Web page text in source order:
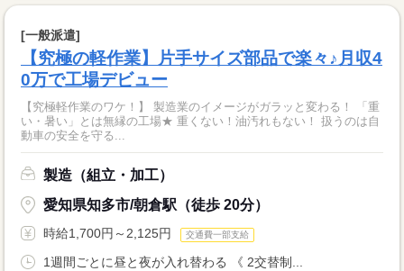
[一般派遣]
【究極の軽作業】片手サイズ部品で楽々♪月収4
0万で工場デビュー
【究極軽作業のワケ！】 製造業のイメージがガラッと変わる！ 「重
い・暑い」とは無縁の工場★ 重くない！油汚れもない！ 扱うのは自
動車の安全を守る...
製造（組立・加工）
愛知県知多市/朝倉駅（徒歩 20分）
時給1,700円～2,125円 交通費一部支給
1週間ごとに昼と夜が入れ替わる 《 2交替制...